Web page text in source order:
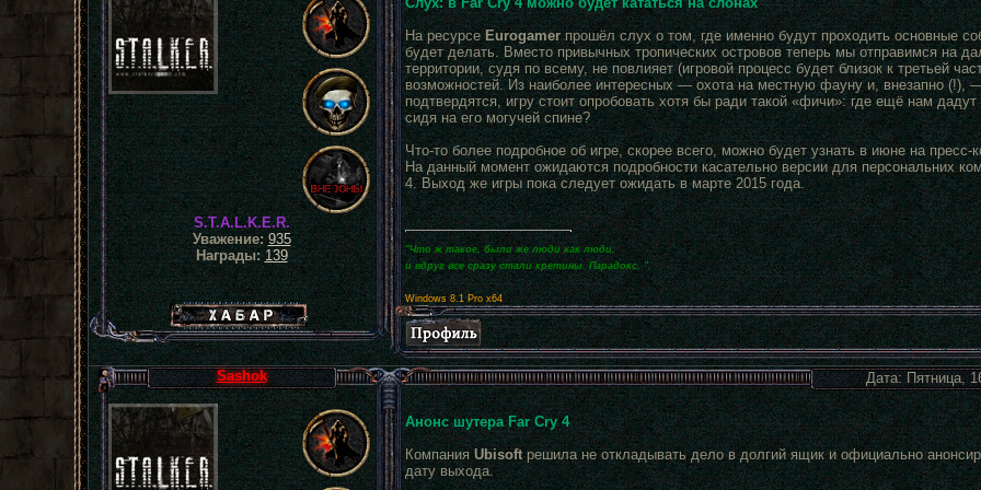
На ресурсеEurogamerпрошёл слух о том, где именно будут проходить основные
будет делать. Вместо привычных тропических островов теперь мы отправимся на
территории, судя по всему, не повлияет (игровой процесс будет близок к третьей
возможностей. Из наиболее интересных — охота на местную фауну и, внезапно (!),
подтвердятся, игру стоит опробовать хотя бы ради такой «фичи»: где ещё нам
сидя на его могучей спине?
Что-то более подробное об игре, скорее всего, можно будет узнать в июне на
На данный момент ожидаются подробности касательно версии для персональних
4. Выход же игры пока следует ожидать в марте 2015 года.
"Что ж такое, были же люди как люди,
и вдруг все сразу стали кретины. Парадокс. ".
Windows 8.1 Pro x64
S.T.A.L.K.E.R.
Уважение:935
Награды: 139
Хабар сталкера
Дата: Пятница,
Анонс шутера Far Cry 4
КомпанияUbisoftрешила не откладывать дело в долгий ящик и официально
дату выхода.
Sashok